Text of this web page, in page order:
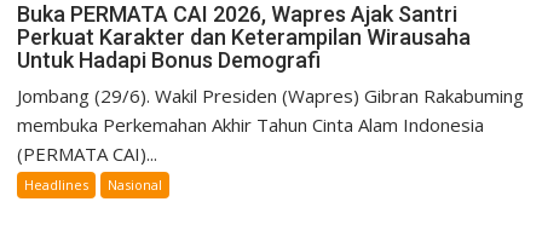
Buka PERMATA CAI 2026, Wapres Ajak Santri
Perkuat Karakter dan Keterampilan Wirausaha
Untuk Hadapi Bonus Demografi
Jombang (29/6). Wakil Presiden (Wapres) Gibran Rakabuming
membuka Perkemahan Akhir Tahun Cinta Alam Indonesia
(PERMATA CAI)...
Headlines Nasional